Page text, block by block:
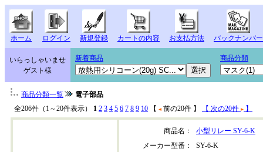
ホーム ログイン 新規登録 カートの内容 お支払方法 バックナンバー
いらっしゃいませ
ゲスト様
新着商品 商品分類
商品分類一覧
電子部品
全206件（1～20件表示） 1 2 3 4 5 6 7 8 9 10 【 前の20件 】 【 次の20件 】
商品名：
小型リレー SY-6-K
メーカー型番：
SY-6-K